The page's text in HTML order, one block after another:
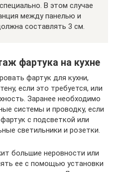
В этом случае
между панелью и
составлять 3 см.
фартука на кухне
фартук для кухни,
если это требуется, или
Заранее необходимо
системы и проводку, если
с подсветкой или
светильники и розетки.
большие неровности или
ее с помощью установки